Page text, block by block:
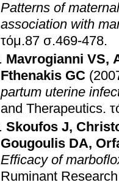
Patterns of
association with
τόμ.87 σ.469-478.
Mavrogianni VS,
Fthenakis GC
partum uterine
and Therapeutics.
Skoufos J,
Gougoulis DA,
Efficacy of
Ruminant Research